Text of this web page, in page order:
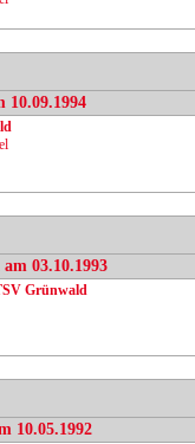
10.09.1994
03.10.1993
Grünwald
10.05.1992